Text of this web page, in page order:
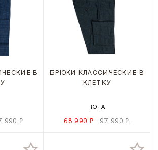
В
990 ₽
БРЮКИ КЛАССИЧЕСКИЕ В
КЛЕТКУ
ROTA
68 990 ₽ 97 990 ₽